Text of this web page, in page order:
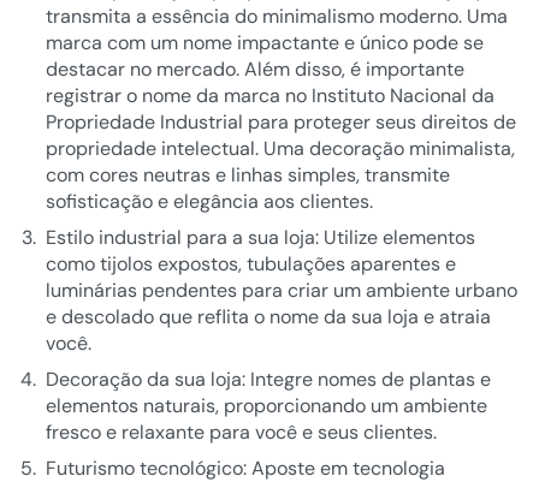
transmita a essência do minimalismo moderno. Uma
marca com um nome impactante e único pode se
destacar no mercado. Além disso, é importante
registrar o nome da marca no Instituto Nacional da
Propriedade Industrial para proteger seus direitos de
propriedade intelectual. Uma decoração minimalista,
com cores neutras e linhas simples, transmite
sofisticação e elegância aos clientes.
Estilo industrial para a sua loja: Utilize elementos
como tijolos expostos, tubulações aparentes e
luminárias pendentes para criar um ambiente urbano
e descolado que reflita o nome da sua loja e atraia
você.
Decoração da sua loja: Integre nomes de plantas e
elementos naturais, proporcionando um ambiente
fresco e relaxante para você e seus clientes.
Futurismo tecnológico: Aposte em tecnologia